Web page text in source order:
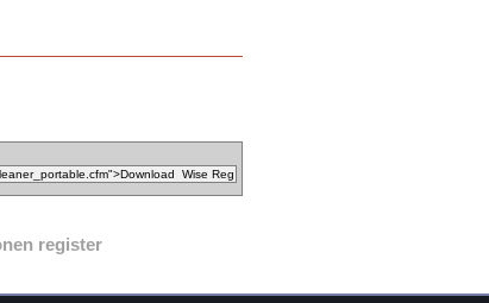
register